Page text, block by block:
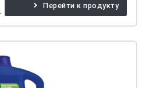
Перейти к продукту